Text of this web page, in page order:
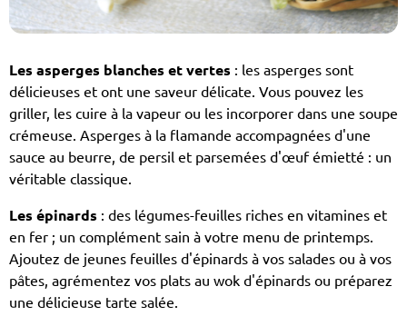
Les asperges blanches et vertes : les asperges sont
délicieuses et ont une saveur délicate. Vous pouvez les
griller, les cuire à la vapeur ou les incorporer dans une soupe
crémeuse. Asperges à la flamande accompagnées d'une
sauce au beurre, de persil et parsemées d'œuf émietté : un
véritable classique.
Les épinards : des légumes-feuilles riches en vitamines et
en fer ; un complément sain à votre menu de printemps.
Ajoutez de jeunes feuilles d'épinards à vos salades ou à vos
pâtes, agrémentez vos plats au wok d'épinards ou préparez
une délicieuse tarte salée.